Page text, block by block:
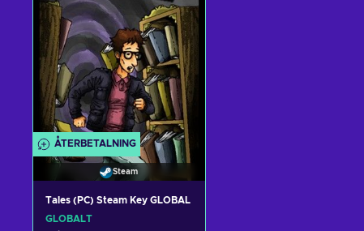
ÅTERBETALNING
Steam
Tales (PC) Steam Key GLOBAL
GLOBALT